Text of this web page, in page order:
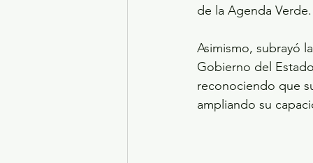
de la Agenda Verde.
Asimismo, subrayó
Gobierno del
reconociendo que
ampliando su